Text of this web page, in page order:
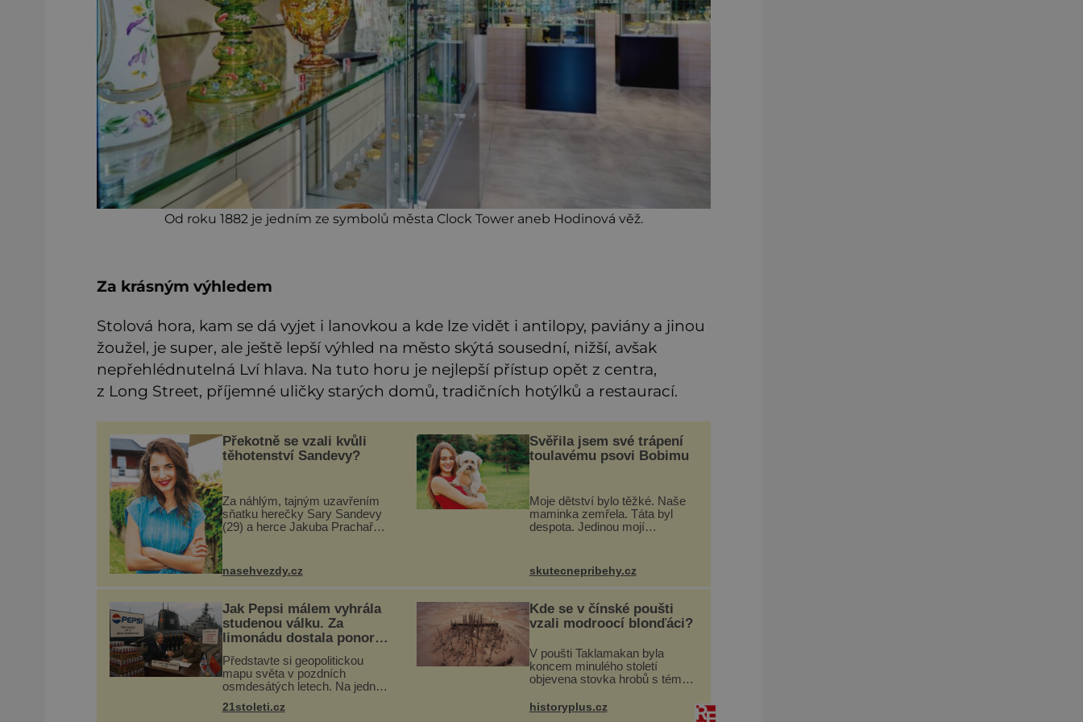
Od roku 1882 je jedním ze symbolů města Clock Tower aneb Hodinová věž.
Za krásným výhledem
Stolová hora, kam se dá vyjet i lanovkou a kde lze vidět i antilopy, paviány a jinou
žoužel, je super, ale ještě lepší výhled na město skýtá sousední, nižší, avšak
nepřehlédnutelná Lví hlava. Na tuto horu je nejlepší přístup opět z centra,
z Long Street, příjemné uličky starých domů, tradičních hotýlků a restaurací.
Překotně se vzali kvůli
těhotenství Sandevy?
Za náhlým, tajným uzavřením
sňatku herečky Sary Sandevy
(29) a herce Jakuba Prachaře
(42), známých ze seriálu Jakub
a Sara, se skrývá možná
mnohem víc než jen touha
nasehvezdy.cz
Svěřila jsem své trápení
toulavému psovi Bobimu
Moje dětství bylo těžké. Naše
maminka zemřela. Táta byl
despota. Jedinou mojí
dítě měla peklo. Maminka
zemřela, když jsem byla ještě
malá. O
skutecnepribehy.cz
Jak Pepsi málem vyhrála
studenou válku. Za
limonádu dostala ponorky
i křižník
Představte si geopolitickou
mapu světa v pozdních
osmdesátých letech. Na jedné
Moskva. Mezi nimi jaderný
21stoleti.cz
Kde se v čínské poušti
vzali modroocí blonďáci?
V poušti Taklamakan byla
koncem minulého století
objevena stovka hrobů s téměř
mrtví byli pohřbeni s úctou a
četnými milodary. Asi nejvíc
historyplus.cz